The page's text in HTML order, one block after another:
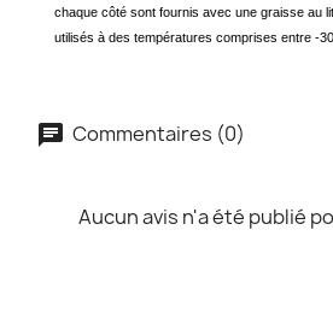
chaque côté sont fournis avec une graisse au
utilisés à des températures comprises entre -
Commentaires (0)
Aucun avis n'a été publié